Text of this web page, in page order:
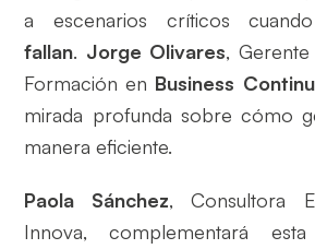
a escenarios críticos
fallan. Jorge Olivares,
Formación en Business
mirada profunda sobre cómo
manera eficiente.
Paola Sánchez, Consultora
Innova, complementará